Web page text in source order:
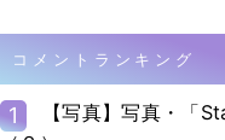
コメントランキング
1
【写真】写真・「